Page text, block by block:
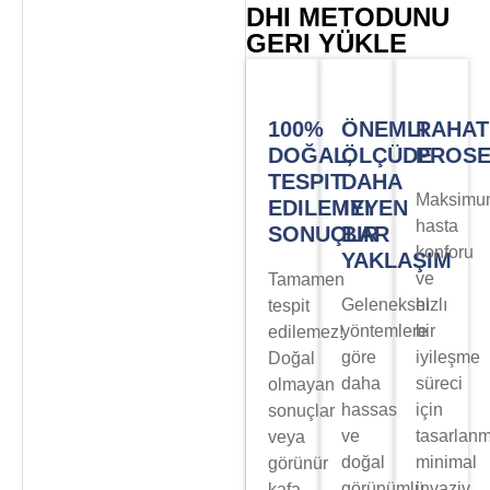
DHI METODUNU
GERI YÜKLE
100%
DOĞAL,
TESPIT
EDILEMEYEN
SONUÇLAR
Tamamen
tespit
edilemez!
Doğal
olmayan
sonuçlar
veya
görünür
ÖNEMLI
ÖLÇÜDE
DAHA
IYI
BIR
YAKLAŞIM
Geleneksel
yöntemlere
göre
daha
hassas
ve
doğal
RAHAT
hasta
konforu
ve
hızlı
bir
iyileşme
süreci
için
minimal